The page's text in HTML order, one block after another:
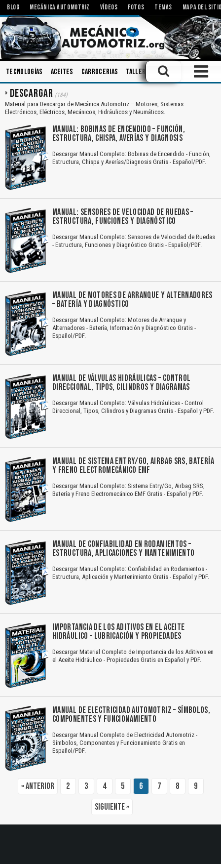
BLOG MECÁNICA AUTOMOTRIZ VÍDEOS FOTOS TEMAS MAPA DEL
Tecnologías Aceites Carrocerias Talleres Inyectores
DESCARGAR (184)
Material para Descargar de Mecánica Automotriz – Motores, Sistemas
Electrónicos, Eléctricos, Mecánicos, Hidráulicos y Neumáticos.
MANUAL: BOBINAS DE ENCENDIDO – FUNCIÓN,
ESTRUCTURA, CHISPA, AVERÍAS Y DIAGNOSIS
Descargar Manual Completo: Bobinas de Encendido - Función,
Estructura, Chispa y Averías/Diagnosis Gratis - Español/PDF.
MANUAL: SENSORES DE VELOCIDAD DE RUEDAS –
ESTRUCTURA, FUNCIONES Y DIAGNÓSTICO
Descargar Manual Completo: Sensores de Velocidad de Ruedas
- Estructura, Funciones y Diagnóstico Gratis - Español/PDF.
MANUAL DE MOTORES DE ARRANQUE Y ALTERNADORES
– BATERÍA Y DIAGNÓSTICO
Descargar Manual Completo: Motores de Arranque y
Alternadores - Batería, Información y Diagnóstico Gratis -
Español/PDF.
MANUAL DE VÁLVULAS HIDRÁULICAS – CONTROL
DIRECCIONAL, TIPOS, CILINDROS Y DIAGRAMAS
Descargar Manual Completo: Válvulas Hidráulicas - Control
Direccional, Tipos, Cilindros y Diagramas Gratis - Español y PDF.
MANUAL DE SISTEMA ENTRY/GO, AIRBAG SRS, BATERÍA
Y FRENO ELECTROMECÁNICO EMF
Descargar Manual Completo: Sistema Entry/Go, Airbag SRS,
Batería y Freno Electromecánico EMF Gratis - Español y PDF.
MANUAL DE CONFIABILIDAD EN RODAMIENTOS –
ESTRUCTURA, APLICACIONES Y MANTENIMIENTO
Descargar Manual Completo: Confiabilidad en Rodamientos -
Estructura, Aplicación y Mantenimiento Gratis - Español y PDF.
IMPORTANCIA DE LOS ADITIVOS EN EL ACEITE
HIDRÁULICO – LUBRICACIÓN Y PROPIEDADES
Descargar Material Completo de Importancia de los Aditivos en
el Aceite Hidráulico - Propiedades Gratis en Español y PDF.
MANUAL DE ELECTRICIDAD AUTOMOTRIZ – SÍMBOLOS,
COMPONENTES Y FUNCIONAMIENTO
Descargar Manual Completo de Electricidad Automotriz -
Símbolos, Componentes y Funcionamiento Gratis en
Español/PDF.
« Anterior 2 3 4 5 6 7 8
9
Siguiente »
El Título es incorrecto según el contenido.
Texto o Imagen de portada son erróneos.
No carga o no se visualiza el contenido.
Reportar otro tipo de error...